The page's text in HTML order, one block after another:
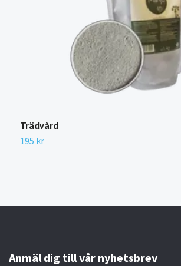
Trädvård
195 kr
Anmäl dig till vår nyhetsbrev